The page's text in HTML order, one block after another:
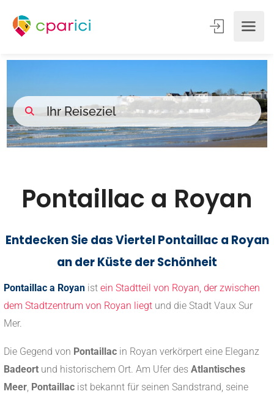
Pontaillac a Royan
Entdecken Sie das Viertel Pontaillac a Royan
an der Küste der Schönheit
Pontaillac a Royan ist ein Stadtteil von Royan, der zwischen
dem Stadtzentrum von Royan liegt und die Stadt Vaux Sur
Mer.
Die Gegend von Pontaillac in Royan verkörpert eine Eleganz
Badeort und historischem Ort. Am Ufer des Atlantisches
Meer, Pontaillac ist bekannt für seinen Sandstrand, seine